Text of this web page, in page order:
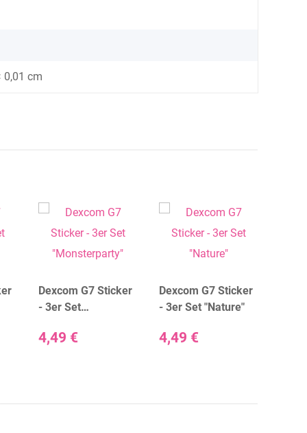
0,01 cm
Dexcom G7 Sticker
- 3er Set
4,49 €
Dexcom G7 Sticker
- 3er Set "Nature"
4,49 €